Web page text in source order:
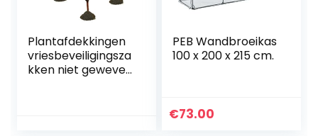
Plantafdekkingen
vriesbeveiligingsza
kken niet geweven
PEB Wandbroeikas
100 x 200 x 215 cm.
€73.00